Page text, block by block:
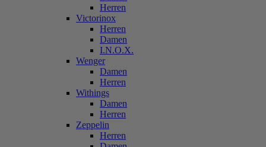
Herren
Victorinox
Herren
Damen
I.N.O.X.
Wenger
Damen
Herren
Withings
Damen
Herren
Zeppelin
Herren